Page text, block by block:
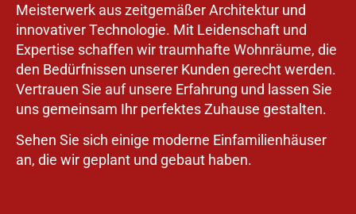
Meisterwerk aus zeitgemäßer Architektur und
innovativer Technologie. Mit Leidenschaft und
Expertise schaffen wir traumhafte Wohnräume, die
den Bedürfnissen unserer Kunden gerecht werden.
Vertrauen Sie auf unsere Erfahrung und lassen Sie
uns gemeinsam Ihr perfektes Zuhause gestalten.
Sehen Sie sich einige moderne Einfamilienhäuser
an, die wir geplant und gebaut haben.